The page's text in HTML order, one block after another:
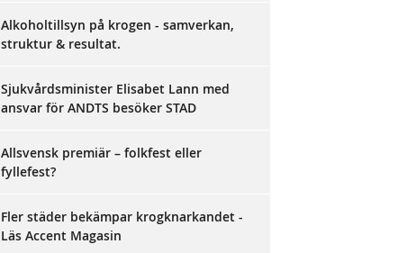
Alkoholtillsyn på krogen - samverkan,
struktur & resultat.
Sjukvårdsminister Elisabet Lann med
ansvar för ANDTS besöker STAD
Allsvensk premiär – folkfest eller
fyllefest?
Fler städer bekämpar krogknarkandet -
Läs Accent Magasin